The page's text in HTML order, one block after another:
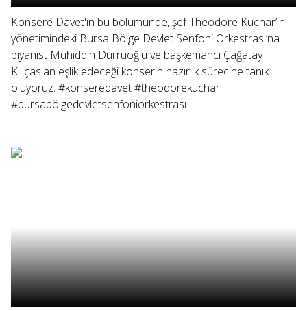
Konsere Davet'in bu bölümünde, şef Theodore Kuchar’ın
yönetimindeki Bursa Bölge Devlet Senfoni Orkestrası’na
piyanist Muhiddin Dürrüoğlu ve başkemancı Çağatay
Kılıçaslan eşlik edeceği konserin hazırlık sürecine tanık
oluyoruz. #konseredavet #theodorekuchar
#bursabölgedevletsenfoniorkestrası...